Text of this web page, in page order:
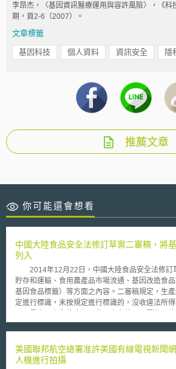
李昂杰，〈基因資訊醫療運用與容許風險〉，《科
期，頁2-6（2007）。
文章標籤
基因科技 個人資料 資訊安全 隱
推薦文章
你可能還會想看
中國大陸食品安全法修訂草案二審稿，將
列入
2014年12月22日，中國大陸食品安全法修訂
貯存和運輸、食用農產品市場流通、基因改造食
基因食品標籤）等方面之內容。二審稿規定，生
定進行標識，未按規定進行標識的，沒收違法所
直至吊銷許可證。對於基因改造標識，中國大陸
違法行為的法律責任，採取多種手段嚴懲，並希
我國食品安全衛生管理法於2014年12月10日
美國聯邦航空總署准許美國有線電視新聞
人機進行拍攝